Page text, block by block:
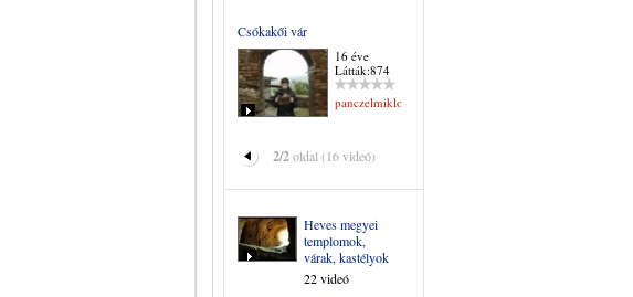
Csókakői vár
16 éve
Látták:874
panczelmiklosne
2/2oldal (16 videó)
Heves megyei
templomok,
várak, kastélyok
22 videó